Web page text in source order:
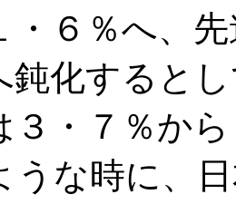
・６％へ、
鈍化すると
３・７％か
うな時に、